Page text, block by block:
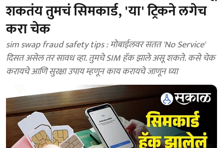
शकतंय तुमचं सिमकार्ड, 'या' ट्रिकने लगेच
करा चेक
sim swap fraud safety tips : मोबाईलवर सतत 'No Service'
दिसत असेल तर सावध व्हा. तुमचे SIM हॅक झाले असू शकते. कसे चेक
करायचे आणि सुरक्षा उपाय म्हणून काय करायचे जाणून घ्या